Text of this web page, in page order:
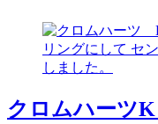
クロムハーツ